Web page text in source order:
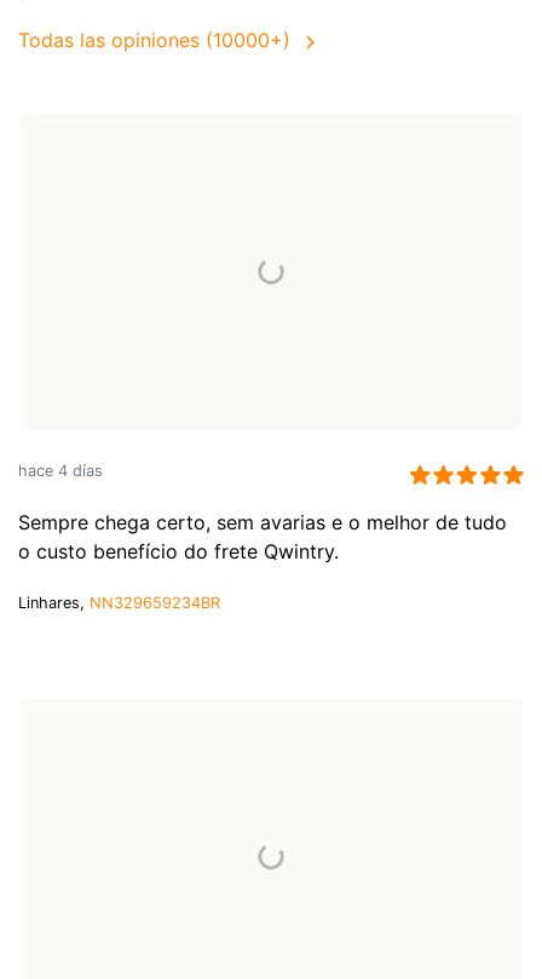
Todas las opiniones (10000+)
hace 4 días
Sempre chega certo, sem avarias e o melhor de tudo
o custo benefício do frete Qwintry.
Linhares, NN329659234BR